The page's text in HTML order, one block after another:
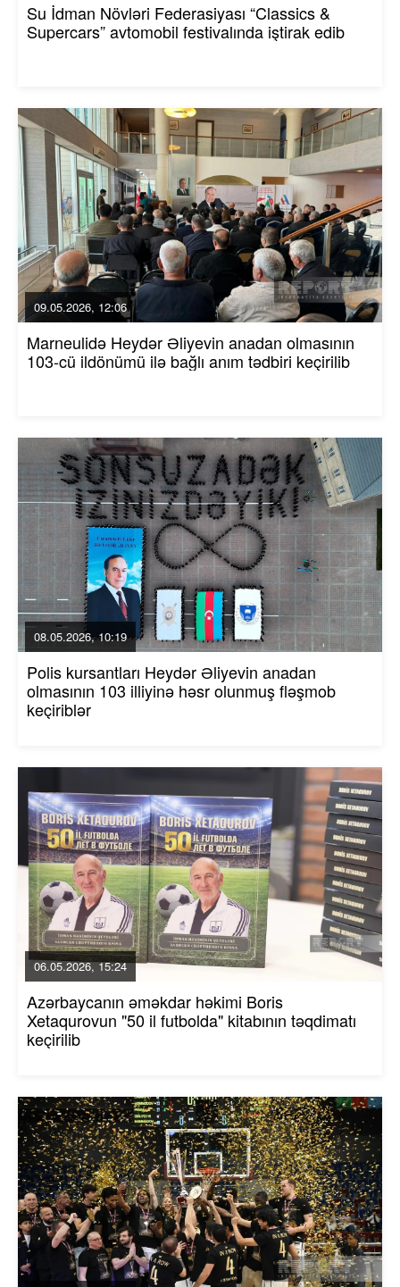
Su İdman Növləri Federasiyası “Classics &
Supercars” avtomobil festivalında iştirak edib
09.05.2026, 12:06
Marneulidə Heydər Əliyevin anadan olmasının
103-cü ildönümü ilə bağlı anım tədbiri keçirilib
08.05.2026, 10:19
Polis kursantları Heydər Əliyevin anadan
olmasının 103 illiyinə həsr olunmuş fləşmob
keçiriblər
06.05.2026, 15:24
Azərbaycanın əməkdar həkimi Boris
Xetaqurovun "50 il futbolda" kitabının təqdimatı
keçirilib